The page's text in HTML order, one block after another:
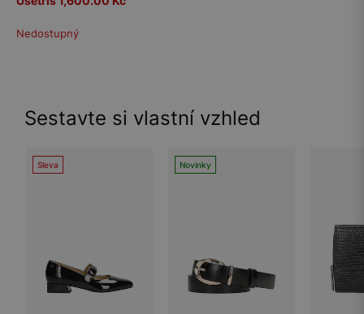
Nedostupný
Sestavte si vlastní vzhled
Sleva Novinky